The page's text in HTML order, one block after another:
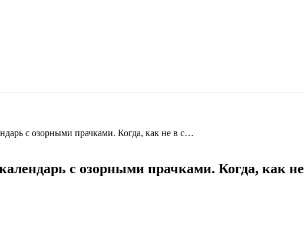
с озорными прачками. Когда, как не в с…
с озорными прачками. Когда, как